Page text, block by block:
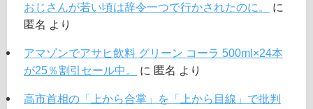
おじさんが若い頃は辞令一つで行かされたのに。
に
匿名 より
アマゾンでアサヒ飲料 グリーン コーラ 500ml×24本
が25％割引セール中。
に 匿名 より
高市首相の「上から合掌」を「上から目線」で批判